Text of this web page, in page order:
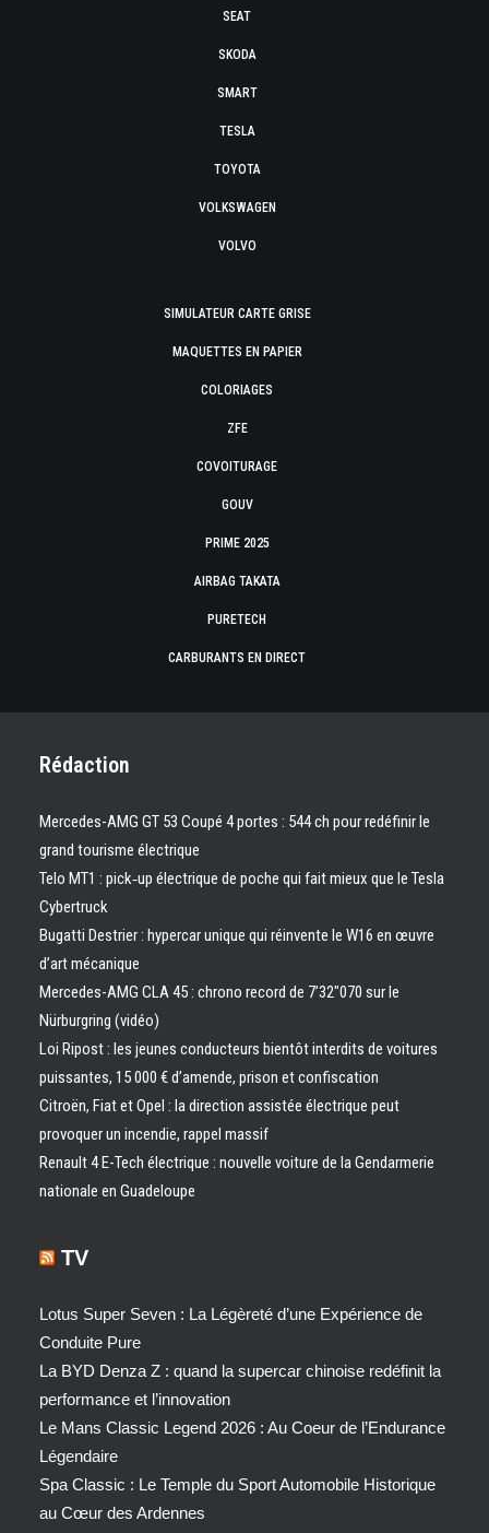
SEAT
SKODA
SMART
TESLA
TOYOTA
VOLKSWAGEN
VOLVO
SIMULATEUR CARTE GRISE
MAQUETTES EN PAPIER
COLORIAGES
ZFE
COVOITURAGE
GOUV
PRIME 2025
AIRBAG TAKATA
PURETECH
CARBURANTS EN DIRECT
Rédaction
Mercedes-AMG GT 53 Coupé 4 portes : 544 ch pour redéfinir le
grand tourisme électrique
Telo MT1 : pick‑up électrique de poche qui fait mieux que le Tesla
Cybertruck
Bugatti Destrier : hypercar unique qui réinvente le W16 en œuvre
d’art mécanique
Mercedes-AMG CLA 45 : chrono record de 7’32″070 sur le
Nürburgring (vidéo)
Loi Ripost : les jeunes conducteurs bientôt interdits de voitures
puissantes, 15 000 € d’amende, prison et confiscation
Citroën, Fiat et Opel : la direction assistée électrique peut
provoquer un incendie, rappel massif
Renault 4 E-Tech électrique : nouvelle voiture de la Gendarmerie
nationale en Guadeloupe
TV
Lotus Super Seven : La Légèreté d’une Expérience de
Conduite Pure
La BYD Denza Z : quand la supercar chinoise redéfinit la
performance et l’innovation
Le Mans Classic Legend 2026 : Au Coeur de l’Endurance
Légendaire
Spa Classic : Le Temple du Sport Automobile Historique
au Cœur des Ardennes